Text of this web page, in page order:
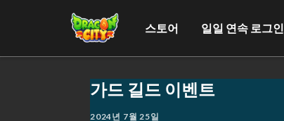
스토어 일일 연속 로그인
가드 길드 이벤트
2024년 7월 25일